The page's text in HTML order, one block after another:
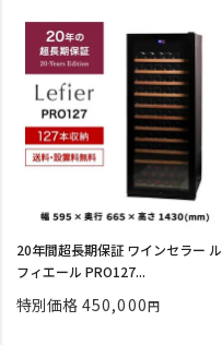
20年間超長期保証 ワインセラー ル
フィエール PRO127...
特別価格 450,000